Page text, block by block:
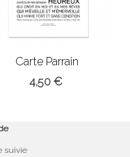
Carte Parrain
4,50 €
suivie